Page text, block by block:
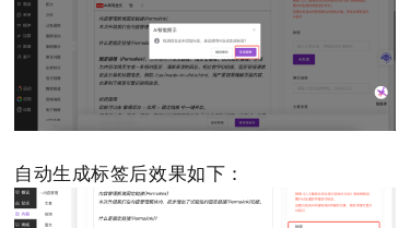
自动生成标签后效果如下：